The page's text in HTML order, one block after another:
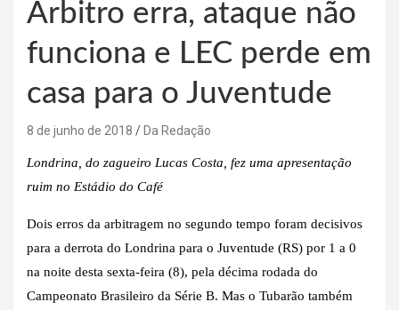
Árbitro erra, ataque não
funciona e LEC perde em
casa para o Juventude
8 de junho de 2018 Da Redação
Londrina, do zagueiro Lucas Costa, fez uma apresentação
ruim no Estádio do Café
Dois erros da arbitragem no segundo tempo foram decisivos
para a derrota do Londrina para o Juventude (RS) por 1 a 0
na noite desta sexta-feira (8), pela décima rodada do
Campeonato Brasileiro da Série B. Mas o Tubarão também